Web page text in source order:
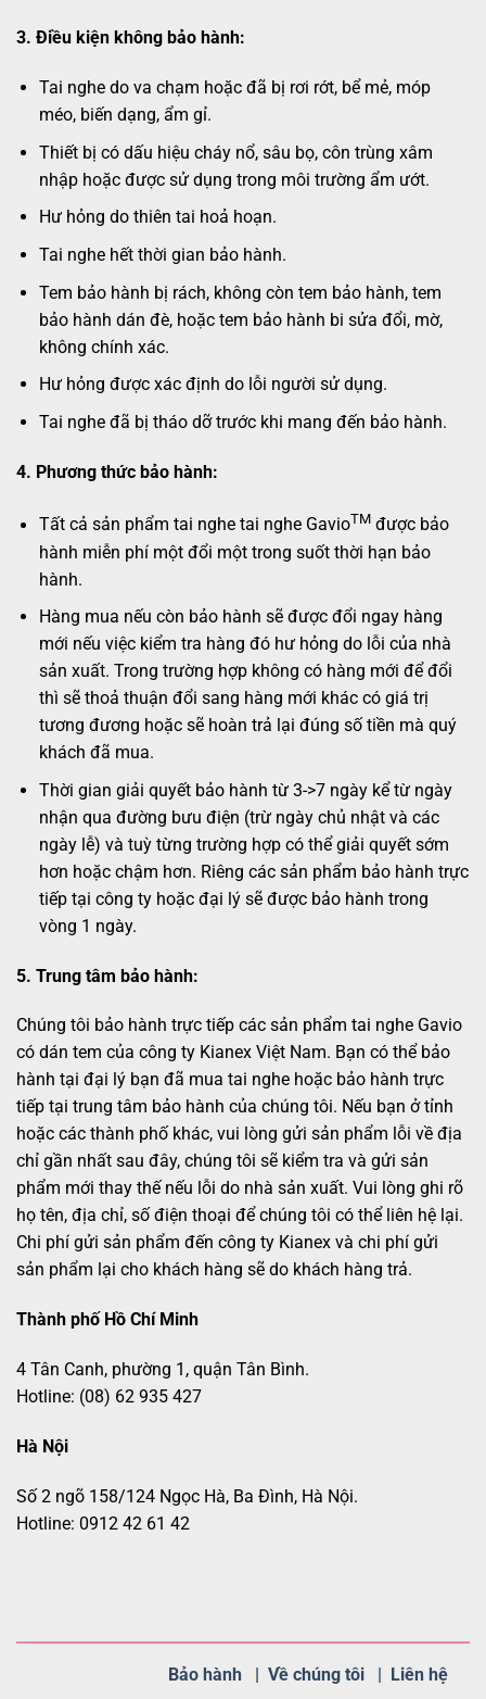
3. Điều kiện không bảo hành:
Tai nghe do va chạm hoặc đã bị rơi rớt, bể mẻ, móp
méo, biến dạng, ẩm gỉ.
Thiết bị có dấu hiệu cháy nổ, sâu bọ, côn trùng xâm
nhập hoặc được sử dụng trong môi trường ẩm ướt.
Hư hỏng do thiên tai hoả hoạn.
Tai nghe hết thời gian bảo hành.
Tem bảo hành bị rách, không còn tem bảo hành, tem
bảo hành dán đè, hoặc tem bảo hành bi sửa đổi, mờ,
không chính xác.
Hư hỏng được xác định do lỗi người sử dụng.
Tai nghe đã bị tháo dỡ trước khi mang đến bảo hành.
4. Phương thức bảo hành:
Tất cả sản phẩm tai nghe tai nghe GavioTMđược bảo
hành miễn phí một đổi một trong suốt thời hạn bảo
hành.
Hàng mua nếu còn bảo hành sẽ được đổi ngay hàng
mới nếu việc kiểm tra hàng đó hư hỏng do lỗi của nhà
sản xuất. Trong trường hợp không có hàng mới để đổi
thì sẽ thoả thuận đổi sang hàng mới khác có giá trị
tương đương hoặc sẽ hoàn trả lại đúng số tiền mà quý
khách đã mua.
Thời gian giải quyết bảo hành từ 3->7 ngày kể từ ngày
nhận qua đường bưu điện (trừ ngày chủ nhật và các
ngày lễ) và tuỳ từng trường hợp có thể giải quyết sớm
hơn hoặc chậm hơn. Riêng các sản phẩm bảo hành trực
tiếp tại công ty hoặc đại lý sẽ được bảo hành trong
vòng 1 ngày.
5. Trung tâm bảo hành:
Chúng tôi bảo hành trực tiếp các sản phẩm tai nghe Gavio
có dán tem của công ty Kianex Việt Nam. Bạn có thể bảo
hành tại đại lý bạn đã mua tai nghe hoặc bảo hành trực
tiếp tại trung tâm bảo hành của chúng tôi. Nếu bạn ở tỉnh
hoặc các thành phố khác, vui lòng gửi sản phẩm lỗi về địa
chỉ gần nhất sau đây, chúng tôi sẽ kiểm tra và gửi sản
phẩm mới thay thế nếu lỗi do nhà sản xuất. Vui lòng ghi rõ
họ tên, địa chỉ, số điện thoại để chúng tôi có thể liên hệ lại.
Chi phí gửi sản phẩm đến công ty Kianex và chi phí gửi
sản phẩm lại cho khách hàng sẽ do khách hàng trả.
Thành phố Hồ Chí Minh
4 Tân Canh, phường 1, quận Tân Bình.
Hotline: (08) 62 935 427
Hà Nội
Số 2 ngõ 158/124 Ngọc Hà, Ba Đình, Hà Nội.
Hotline: 0912 42 61 42
Bảo hành | Về chúng tôi | Liên hệ